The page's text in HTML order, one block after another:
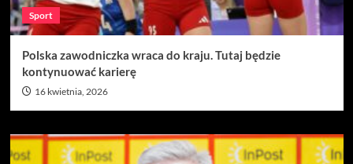
Sport
Polska zawodniczka wraca do kraju. Tutaj będzie
kontynuować karierę
16 kwietnia, 2026